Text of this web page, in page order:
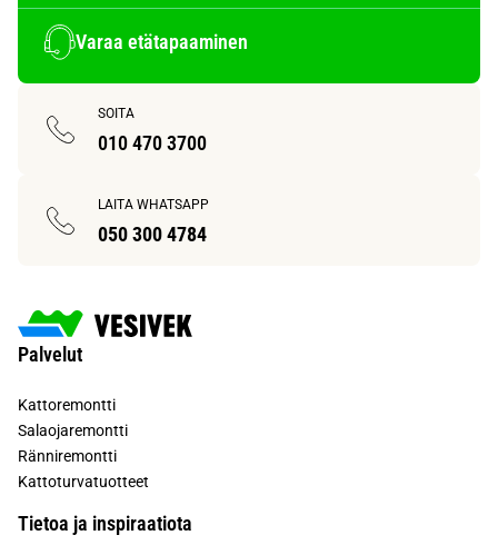
Varaa etätapaaminen
SOITA
010 470 3700
LAITA WHATSAPP
050 300 4784
Palvelut
Kattoremontti
Salaojaremontti
Ränniremontti
Kattoturvatuotteet
Tietoa ja inspiraatiota